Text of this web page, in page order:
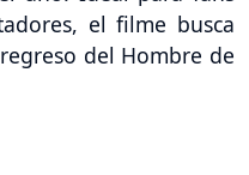
el filme busca
del Hombre de